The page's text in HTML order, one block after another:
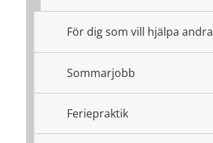
För dig som vill hjälpa andra
Sommarjobb
Feriepraktik